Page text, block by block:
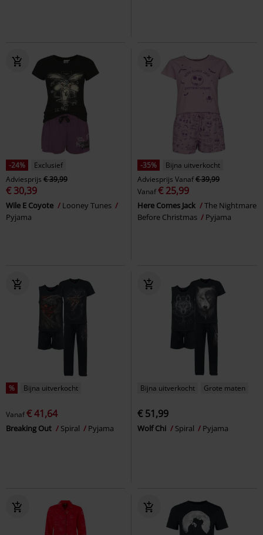
-24%
Exclusief
Adviesprijs € 39,99
€ 30,39
Wile E Coyote
Looney Tunes
Pyjama
-35%
Bijna uitverkocht
Adviesprijs Vanaf€ 39,99
Vanaf€ 25,99
Here Comes Jack
The Nightmare
Before Christmas
Pyjama
% Bijna uitverkocht
Vanaf€ 41,64
Breaking Out Spiral Pyjama
Bijna uitverkocht Grote maten
€ 51,99
Wolf Chi Spiral Pyjama